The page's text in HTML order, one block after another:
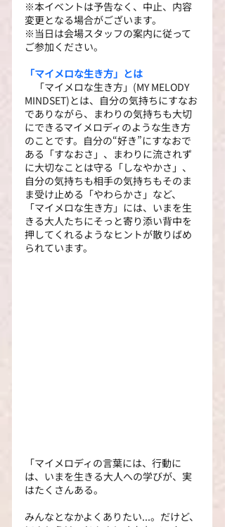
※本イベントは予告なく、中止、内容
変更となる場合がございます。
※当日は会場スタッフの案内に従って
ご参加ください。
「マイメロな生き方」とは
「マイメロな生き方」(MY MELODY
MINDSET)とは、自分の気持ちにすなお
でありながら、まわりの気持ちも大切
にできるマイメロディのような生き方
のことです。自分の“好き”にすなおで
ある「すなおさ」、まわりに流されず
に大切なことは守る「しなやかさ」、
自分の気持ちも相手の気持ちもそのま
ま受け止める「やわらかさ」など、
「マイメロな生き方」には、いまを生
きる大人たちにそっと寄り添い背中を
押してくれるようなヒントが散りばめ
られています。
「マイメロディの言葉には、行動に
は、いまを生きる大人への学びが、実
はたくさんある。
みんなとなかよくありたい...。だけど、